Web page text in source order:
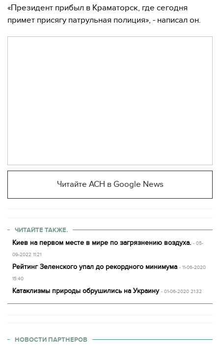
«Президент прибыл в Краматорск, где сегодня
примет присягу патрульная полиция», - написал он.
Читайте АСН в Google News
ЧИТАЙТЕ ТАКЖЕ.
Киев на первом месте в мире по загрязнению воздуха. - 05-
09-2022 11:21
Рейтинг Зеленского упал до рекордного минимума - 11-06-2020
15:40
Катаклизмы природы обрушились на Украину - 01-06-2020 21:32
НОВОСТИ ПАРТНЕРОВ